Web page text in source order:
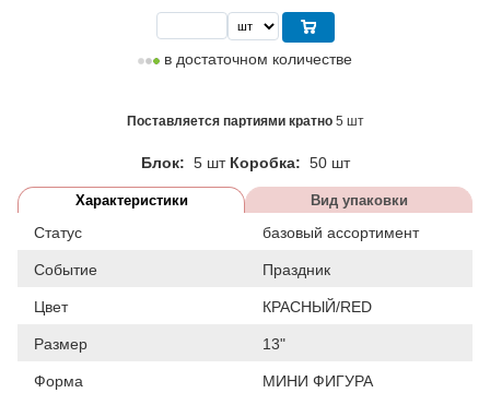
в достаточном количестве
Поставляется партиями кратно 5 шт
Блок: 5 шт Коробка: 50 шт
Характеристики Вид упаковки
Статус базовый ассортимент
Событие Праздник
Цвет КРАСНЫЙ/RED
Размер 13"
Форма МИНИ ФИГУРА